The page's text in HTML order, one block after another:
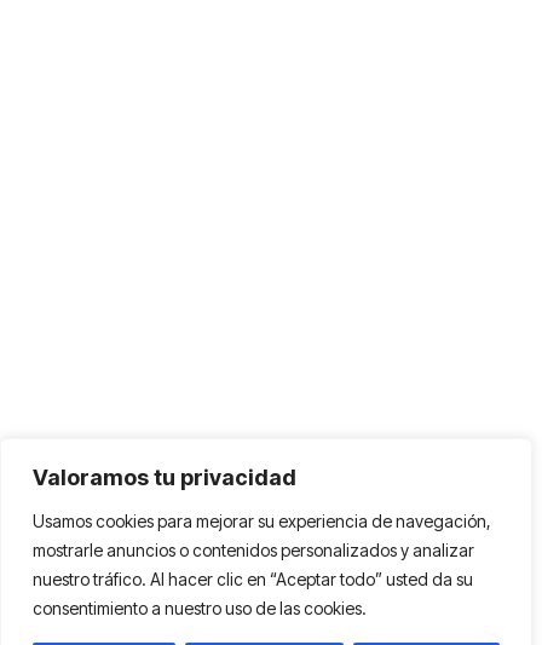
Valoramos tu privacidad
Usamos cookies para mejorar su experiencia de navegación,
mostrarle anuncios o contenidos personalizados y analizar
nuestro tráfico. Al hacer clic en “Aceptar todo” usted da su
consentimiento a nuestro uso de las cookies.